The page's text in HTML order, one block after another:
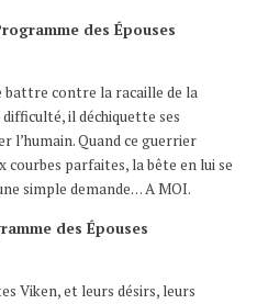
des Épouses
battre contre la racaille de la
il déchiquette ses
l’humain. Quand ce guerrier
courbes parfaites, la bête en lui se
simple demande… A MOI.
des Épouses
Viken, et leurs désirs, leurs